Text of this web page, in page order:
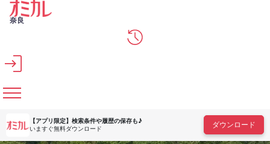
メインコンテンツへスキップ
奈良
【アプリ限定】 検索条件や履歴の保存も♪
いますぐ無料ダウンロード
ダウンロード